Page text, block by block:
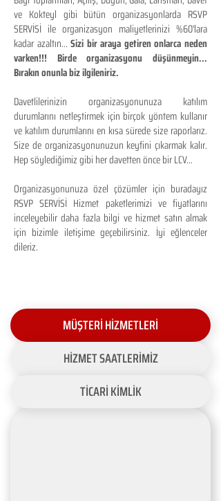
ve Kokteyl gibi bütün organizasyonlarda RSVP
SERVİSİ ile organizasyon maliyetlerinizi %60'lara
kadar azaltın...Sizi bir araya getiren onlarca neden
varken!!! Birde organizasyonu düşünmeyin...
Bırakın onunla biz ilgileniriz.
Davetlilerinizin organizasyonunuza katılım
durumlarını netleştirmek için birçok yöntem kullanır
ve katılım durumlarını en kısa sürede size raporlarız.
Size de organizasyonunuzun keyfini çıkarmak kalır.
Hep söylediğimiz gibi her davetten önce bir LCV...
Organizasyonunuza özel çözümler için buradayız
RSVP SERVİSİ Hizmet paketlerimizi ve fiyatlarını
inceleyebilir daha fazla bilgi ve hizmet satın almak
için bizimle iletişime geçebilirsiniz. İyi eğlenceler
dileriz.
MÜŞTERİ HİZMETLERİ
HİZMET SAATLERİMİZ
TİCARİ KİMLİK